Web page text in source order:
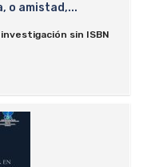
o amistad,...
sin ISBN